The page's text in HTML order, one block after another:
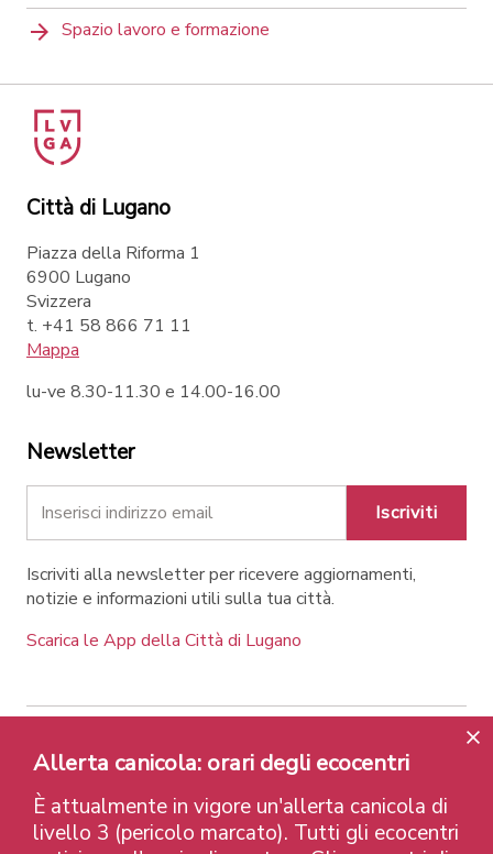
Spazio lavoro e formazione
Città di Lugano
Piazza della Riforma 1
6900 Lugano
Svizzera
t. +41 58 866 71 11
Mappa
lu-ve 8.30-11.30 e 14.00-16.00
Newsletter
Iscriviti
Iscriviti alla newsletter per ricevere aggiornamenti,
notizie e informazioni utili sulla tua città.
Scarica le App della Città di Lugano
Contatti Link Note legali
Privacy Policy
Label e riconoscimenti
Credits
© 2026 Città di Lugano
Allerta canicola: orari degli ecocentri
È attualmente in vigore un'allerta canicola di
livello 3 (pericolo marcato). Tutti gli ecocentri